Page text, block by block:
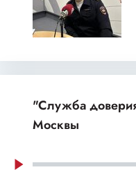
"Служба
Москвы